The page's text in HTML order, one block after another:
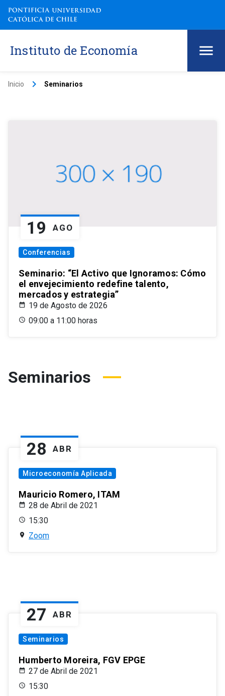
Instituto de Economía
Inicio keyboard_arrow_right Seminarios
19 AGO
Conferencias
Seminario: “El Activo que Ignoramos: Cómo
el envejecimiento redefine talento,
mercados y estrategia”
19 de Agosto de 2026
09:00 a 11:00 horas
Seminarios
28 ABR
Microeconomía Aplicada
Mauricio Romero, ITAM
28 de Abril de 2021
15:30
Zoom
27 ABR
Seminarios
Humberto Moreira, FGV EPGE
27 de Abril de 2021
15:30